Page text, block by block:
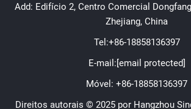
Add: Edifício 2, Centro Comercial
Zhejiang, China
Tel:+86-18858136397
E-mail:[email protected]
Móvel: +86-18858136397
Direitos autorais © 2025 por Hangzhou